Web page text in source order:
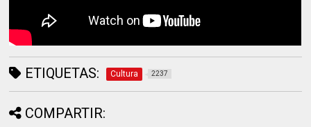
ETIQUETAS: Cultura 2237
COMPARTIR: